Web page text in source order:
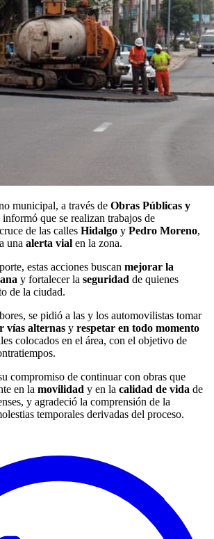
municipal, a través de Obras Públicas y
informó que se realizan trabajos de
de las calles Hidalgo y Pedro Moreno,
una alerta vial en la zona.
estas acciones buscan mejorar la
y fortalecer la seguridad de quienes
de la ciudad.
se pidió a las y los automovilistas tomar
vías alternas y respetar en todo momento
colocados en el área, con el objetivo de
compromiso de continuar con obras que
en la movilidad y en la calidad de vida de
y agradeció la comprensión de la
temporales derivadas del proceso.